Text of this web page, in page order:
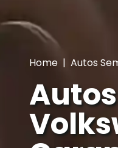
Home | Autos